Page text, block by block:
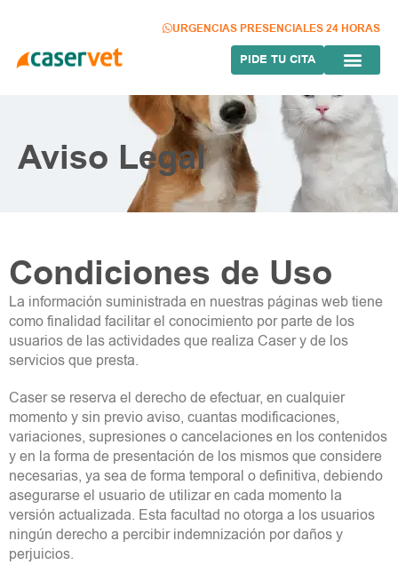
contenido
URGENCIAS PRESENCIALES 24 HORAS
PIDE TU CITA
Aviso Legal
Condiciones de Uso
La información suministrada en nuestras páginas web tiene
como finalidad facilitar el conocimiento por parte de los
usuarios de las actividades que realiza Caser y de los
servicios que presta.
Caser se reserva el derecho de efectuar, en cualquier
momento y sin previo aviso, cuantas modificaciones,
variaciones, supresiones o cancelaciones en los contenidos
y en la forma de presentación de los mismos que considere
necesarias, ya sea de forma temporal o definitiva, debiendo
asegurarse el usuario de utilizar en cada momento la
versión actualizada. Esta facultad no otorga a los usuarios
ningún derecho a percibir indemnización por daños y
perjuicios.